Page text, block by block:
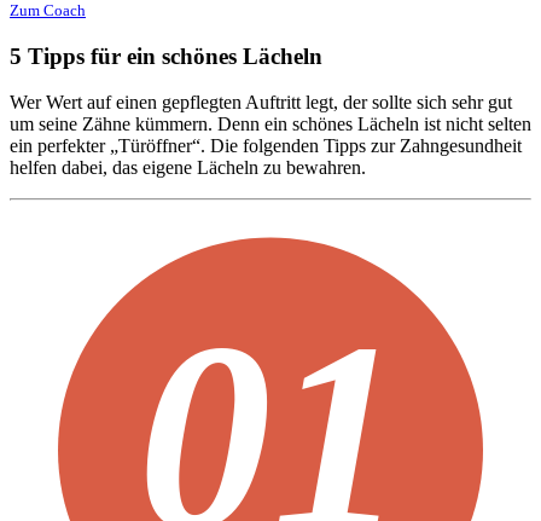
Zum Coach
5 Tipps für ein schönes Lächeln
Wer Wert auf einen gepflegten Auftritt legt, der sollte sich sehr gut
um seine Zähne kümmern. Denn ein schönes Lächeln ist nicht selten
ein perfekter „Türöffner“. Die folgenden Tipps zur Zahngesundheit
helfen dabei, das eigene Lächeln zu bewahren.